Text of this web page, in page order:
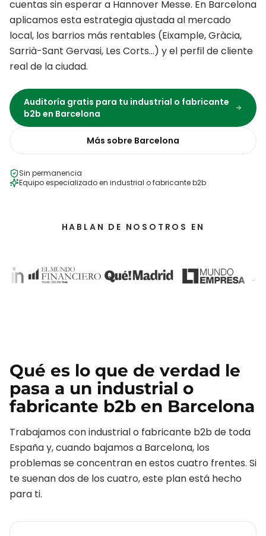
cuentas sin esperar a Hannover Messe. En Barcelona
aplicamos esta estrategia ajustada al mercado
local, los barrios más rentables (Eixample, Gràcia,
Sarrià-Sant Gervasi, Les Corts…) y el perfil de cliente
real de la ciudad.
Auditoría gratis para tu industrial o fabricante
b2b en Barcelona
Más sobre Barcelona
Sin permanencia
Equipo especializado en industrial o fabricante b2b
HABLAN DE NOSOTROS EN
Qué es lo que de verdad le
pasa a un industrial o
fabricante b2b en Barcelona
Trabajamos conindustrial o fabricante b2b de toda
España y, cuando bajamos a Barcelona, los
problemas se concentran en estos cuatro frentes. Si
te suenan dos de los cuatro, este plan está hecho
para ti.